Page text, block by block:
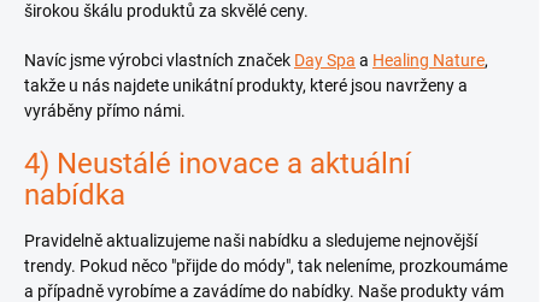
širokou škálu produktů za skvělé ceny.
Navíc jsme výrobci vlastních značek Day Spa a Healing Nature,
takže u nás najdete unikátní produkty, které jsou navrženy a
vyráběny přímo námi.
4) Neustálé inovace a aktuální
nabídka
Pravidelně aktualizujeme naši nabídku a sledujeme nejnovější
trendy. Pokud něco "přijde do módy", tak neleníme, prozkoumáme
a případně vyrobíme a zavádíme do nabídky. Naše produkty vám